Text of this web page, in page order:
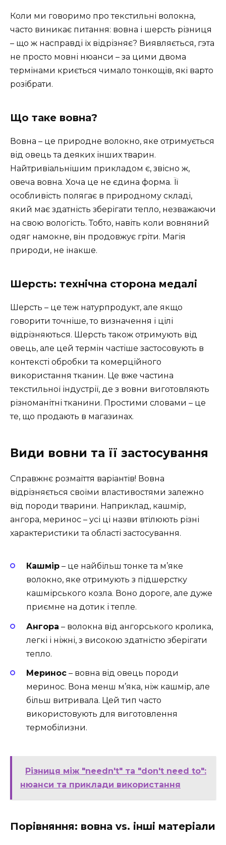
Коли ми говоримо про текстильні волокна,
часто виникає питання: вовна і шерсть різниця
– що ж насправді їх відрізняє? Виявляється, гэта
не просто мовні нюанси – за цими двома
термінами криється чимало тонкощів, які варто
розібрати.
Що таке вовна?
Вовна – це природне волокно, яке отримується
від овець та деяких інших тварин.
Найтривіальнішим прикладом є, звісно ж,
овеча вовна. Хоча це не єдина форма. Її
особливість полягає в природному складі,
який має здатність зберігати тепло, незважаючи
на свою вологість. Тобто, навіть коли вовняний
одяг намокне, він продовжує гріти. Магія
природи, не інакше.
Шерсть: технічна сторона медалі
Шерсть – це теж натурпродукт, але якщо
говорити точніше, то визначення і цілі
відрізняються. Шерсть також отримують від
овець, але цей термін частіше застосовують в
контексті обробки та комерційного
використання тканин. Це вже частина
текстильної індустрії, де з вовни виготовляють
різноманітні тканини. Простими словами – це
те, що продають в магазинах.
Види вовни та її застосування
Справжнє розмаїття варіантів! Вовна
відрізняється своїми властивостями залежно
від породи тварини. Наприклад, кашмір,
ангора, меринос – усі ці назви втілюють різні
характеристики та області застосування.
Кашмір – це найбільш тонке та м’яке
волокно, яке отримують з підшерстку
кашмірського козла. Воно дороге, але дуже
приємне на дотик і тепле.
Ангора – волокна від ангорського кролика,
легкі і ніжні, з високою здатністю зберігати
тепло.
Меринос – вовна від овець породи
меринос. Вона менш м’яка, ніж кашмір, але
більш витривала. Цей тип часто
використовують для виготовлення
термобілизни.
Різниця між "needn't" та "don't need to":
нюанси та приклади використання
Порівняння: вовна vs. інші матеріали